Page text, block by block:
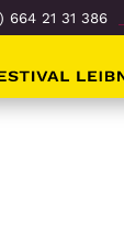
664 21 31 386